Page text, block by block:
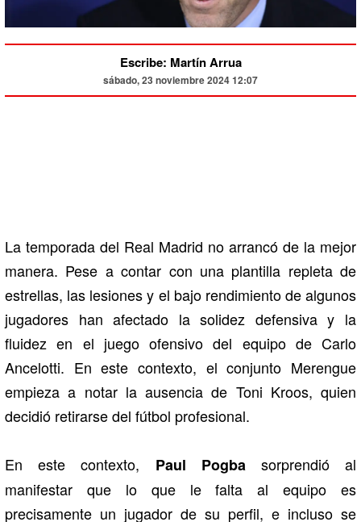
Escribe: Martín Arrua
sábado, 23 noviembre 2024 12:07
La temporada del Real Madrid no arrancó de la mejor
manera. Pese a contar con una plantilla repleta de
estrellas, las lesiones y el bajo rendimiento de algunos
jugadores han afectado la solidez defensiva y la
fluidez en el juego ofensivo del equipo de Carlo
Ancelotti. En este contexto, el conjunto Merengue
empieza a notar la ausencia de Toni Kroos, quien
decidió retirarse del fútbol profesional.
En este contexto, Paul Pogba sorprendió al
manifestar que lo que le falta al equipo es
precisamente un jugador de su perfil, e incluso se